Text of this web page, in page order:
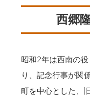
西郷
昭和2年は西南の
り、記念行事が関
町を中心とした、